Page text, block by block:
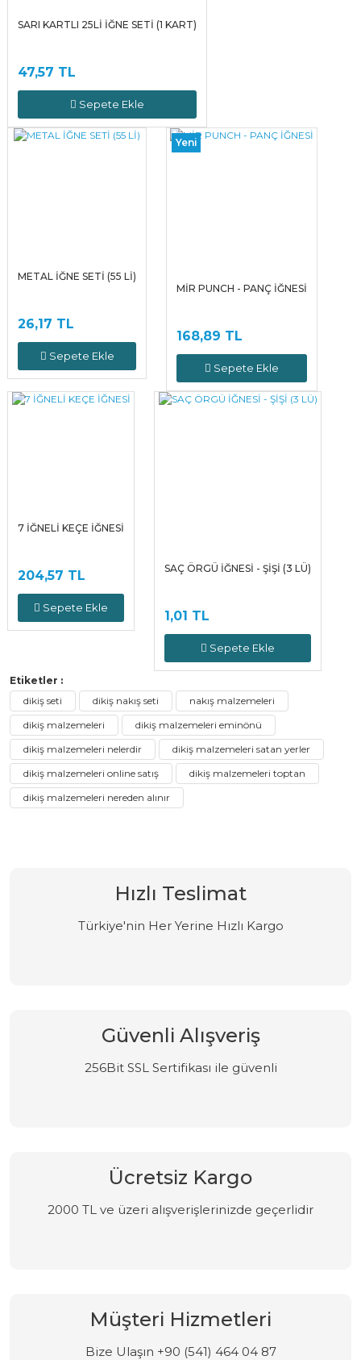
SARI KARTLI 25Lİ İĞNE SETİ (1 KART)
47,57 TL
Sepete Ekle
METAL İĞNE SETİ (55 Lİ)
26,17 TL
Sepete Ekle
Yeni
MİR PUNCH - PANÇ İĞNESİ
168,89 TL
Sepete Ekle
7 İĞNELİ KEÇE İĞNESİ
204,57 TL
Sepete Ekle
SAÇ ÖRGÜ İĞNESİ - ŞİŞİ (3 LÜ)
1,01 TL
Sepete Ekle
Etiketler :
dikiş seti
dikiş nakış seti
nakış malzemeleri
dikiş malzemeleri
dikiş malzemeleri eminönü
dikiş malzemeleri nelerdir
dikiş malzemeleri satan yerler
dikiş malzemeleri online satış
dikiş malzemeleri toptan
dikiş malzemeleri nereden alınır
Hızlı Teslimat
Türkiye'nin Her Yerine Hızlı Kargo
Güvenli Alışveriş
256Bit SSL Sertifikası ile güvenli
Ücretsiz Kargo
2000 TL ve üzeri alışverişlerinizde geçerlidir
Müşteri Hizmetleri
Bize Ulaşın +90 (541) 464 04 87